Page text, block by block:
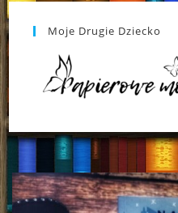
Moje Drugie Dziecko